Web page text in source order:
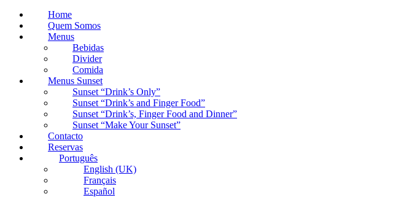
Home
Quem Somos
Menus
Bebidas
Divider
Comida
Menus Sunset
Sunset “Drink’s Only”
Sunset “Drink’s and Finger Food”
Sunset “Drink’s, Finger Food and Dinner”
Sunset “Make Your Sunset”
Contacto
Reservas
Português
English (UK)
Français
Español